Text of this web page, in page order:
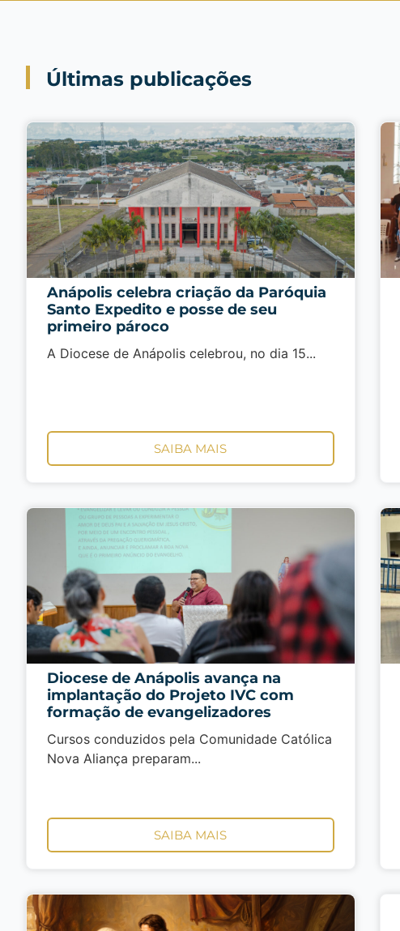
Últimas publicações
Anápolis celebra criação da Paróquia
Santo Expedito e posse de seu
primeiro pároco
A Diocese de Anápolis celebrou, no dia 15...
SAIBA MAIS
Diocese de Anápolis avança na
implantação do Projeto IVC com
formação de evangelizadores
Cursos conduzidos pela Comunidade Católica
Nova Aliança preparam...
SAIBA MAIS